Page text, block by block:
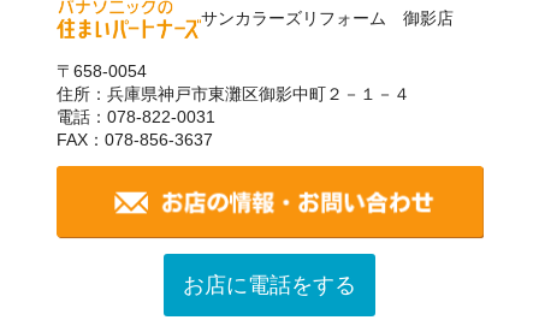
サンカラーズリフォーム 御影店
〒658-0054
住所：兵庫県神戸市東灘区御影中町２－１－４
電話：078-822-0031
FAX：078-856-3637
お店に電話をする